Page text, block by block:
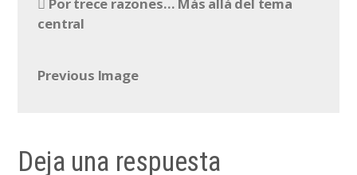
central
Previous Image
Deja una respuesta